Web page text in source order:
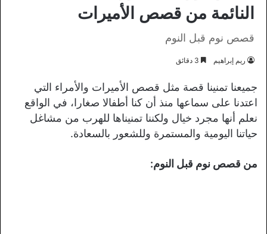
النائمة من قصص الأميرات
قصص نوم قبل النوم
ريم إبراهيم
جميعنا تمنينا قصة مثل قصص الأميرات والأمراء التي
اعتدنا على سماعها منذ أن كنا أطفالا صغارا، في الواقع
نعلم أنها مجرد خيال ولكننا تمنيناها للهرب من مشاغل
حياتنا اليومية والمستمرة وللشعور بالسعادة.
من قصص نوم قبل النوم: